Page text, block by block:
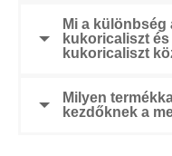
Mi a
kukoricaliszt
kukoricaliszt
Milyen
kezdőknek a